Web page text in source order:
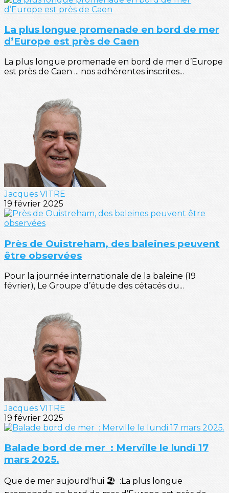
La plus longue promenade en bord de mer
d’Europe est près de Caen
La plus longue promenade en bord de mer d’Europe
est près de Caen ... nos adhérentes inscrites...
Jacques VITRE
19 février 2025
Près de Ouistreham, des baleines peuvent
être observées
Pour la journée internationale de la baleine (19
février), Le Groupe d’étude des cétacés du...
Jacques VITRE
19 février 2025
Balade bord de mer : Merville le lundi 17
mars 2025.
Que de mer aujourd'hui 🏖️ :La plus longue